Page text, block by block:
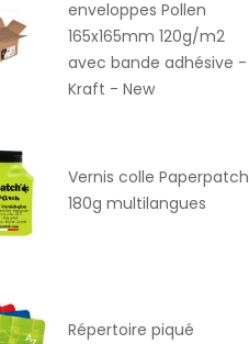
enveloppes Pollen
165x165mm 120g/m2
avec bande adhésive -
Kraft - New
Vernis colle Paperpatch
180g multilangues
Répertoire piqué